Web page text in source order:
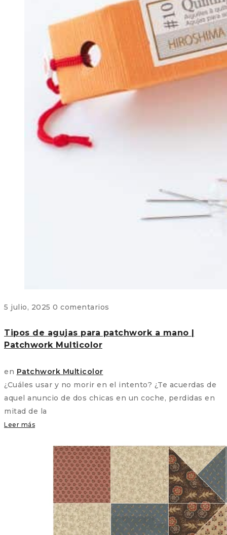
5 julio, 2025 0 comentarios
Tipos de agujas para patchwork a mano |
Patchwork Multicolor
en Patchwork Multicolor
¿Cuáles usar y no morir en el intento? ¿Te acuerdas de
aquel anuncio de dos chicas en un coche, perdidas en
mitad de la
Leer más